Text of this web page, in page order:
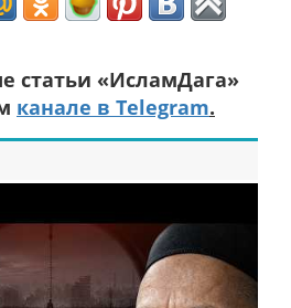
статьи «ИсламДага»
канале в Telegram.